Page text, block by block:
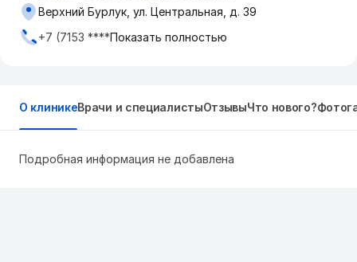
Верхний Бурлук, ул. Центральная, д. 39
+7 (7153 ****Показать полностью
О клиникеВрачи и специалистыОтзывыЧто нового?
Подробная информация не добавлена